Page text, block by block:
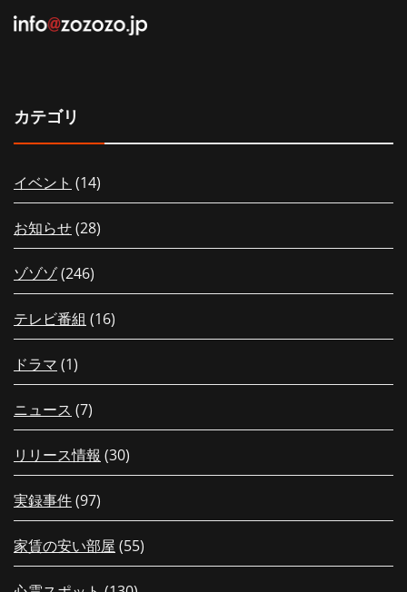
カテゴリ
イベント (14)
お知らせ(28)
ゾゾゾ(246)
テレビ番組 (16)
ドラマ (1)
ニュース (7)
リリース情報 (30)
実録事件(97)
家賃の安い部屋 (55)